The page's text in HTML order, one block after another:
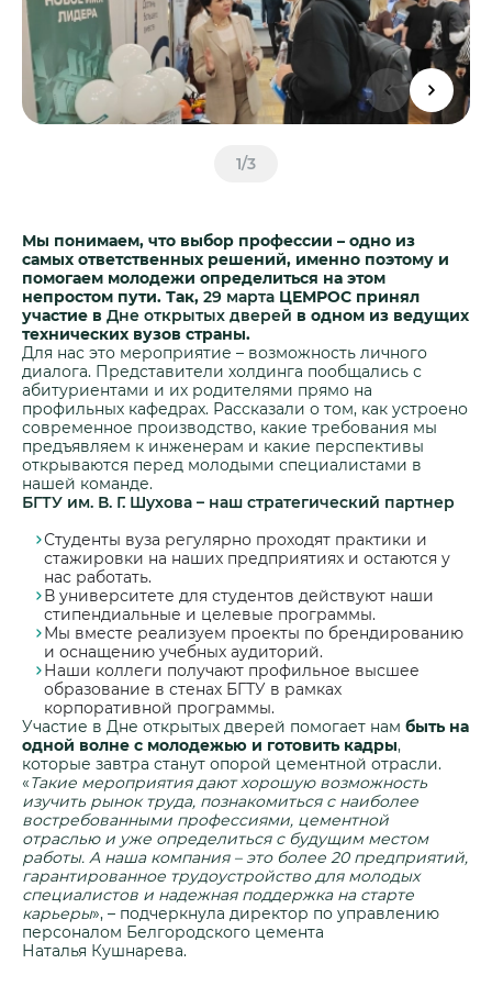
1/3
Мы понимаем, что выбор профессии – одно из
самых ответственных решений, именно поэтому и
помогаем молодежи определиться на этом
непростом пути. Так, 29 марта ЦЕМРОС принял
участие в Дне открытых дверей в одном из ведущих
технических вузов страны.
Для нас это мероприятие – возможность личного
диалога. Представители холдинга пообщались с
абитуриентами и их родителями прямо на
профильных кафедрах. Рассказали о том, как устроено
современное производство, какие требования мы
предъявляем к инженерам и какие перспективы
открываются перед молодыми специалистами в
нашей команде.
БГТУ им. В. Г. Шухова – наш стратегический партнер
Студенты вуза регулярно проходят практики и
стажировки на наших предприятиях и остаются у
нас работать.
В университете для студентов действуют наши
стипендиальные и целевые программы.
Мы вместе реализуем проекты по брендированию
и оснащению учебных аудиторий.
Наши коллеги получают профильное высшее
образование в стенах БГТУ в рамках
корпоративной программы.
Участие в Дне открытых дверей помогает нам быть на
одной волне с молодежью и готовить кадры,
которые завтра станут опорой цементной отрасли.
«Такие мероприятия дают хорошую возможность
изучить рынок труда, познакомиться с наиболее
востребованными профессиями, цементной
отраслью и уже определиться с будущим местом
работы. А наша компания – это более 20 предприятий,
гарантированное трудоустройство для молодых
специалистов и надежная поддержка на старте
карьеры», – подчеркнула директор по управлению
персоналом Белгородского цемента
Наталья Кушнарева.
Центры дистрибуции
Реализация ТМЦ и непрофильных активов
Политика в области закупок
В помощь поставщику
Не только цемент
Люди ЦЕМРОСа
Технологии и тренды
Издание для клиентов
Аналитика цементной отрасли
Контакты
Контакты
Контакты для СМИ
Служба доверия